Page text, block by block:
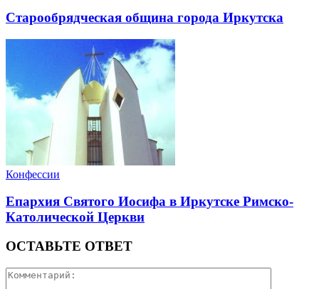
Старообрядческая община города Иркутска
Конфессии
Епархия Святого Иосифа в Иркутске Римско-
Католической Церкви
ОСТАВЬТЕ ОТВЕТ